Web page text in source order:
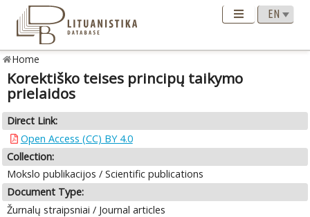
Home
Korektiško teises principų taikymo
prielaidos
Direct Link:
Open Access (CC) BY 4.0
Collection:
Mokslo publikacijos / Scientific publications
Document Type:
Žurnalų straipsniai / Journal articles